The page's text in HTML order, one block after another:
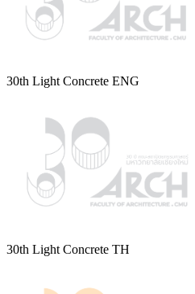
30th Light Concrete ENG
30th Light Concrete TH